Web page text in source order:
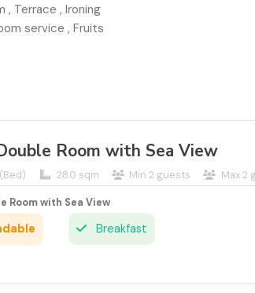
, Terrace , Ironing
service , Fruits
Room with Sea View
28.0 sqm Min 2 guests Max 2
Room with Sea View
Breakfast